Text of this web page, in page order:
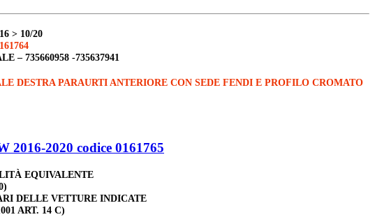
> 10/20
– 735660958 -735637941
DESTRA PARAURTI ANTERIORE CON SEDE FENDI E PROFILO CROMATO
2016-2020 codice 0161765
EQUIVALENTE
DELLE VETTURE INDICATE
ART. 14 C)